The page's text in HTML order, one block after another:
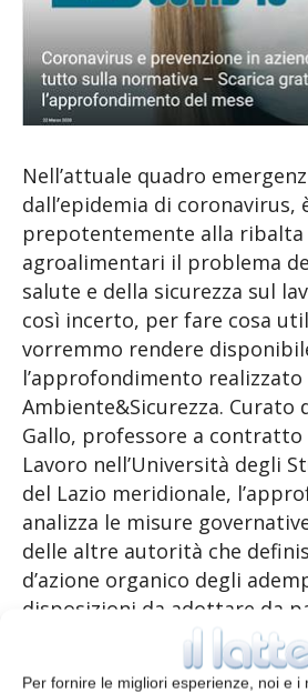
Per fornire le migliori esperienze, noi e i
Nell’attuale quadro
dall’epidemia di coronavirus,
prepotentemente alla ribalta
agroalimentari il problema
salute e della sicurezza sul
così incerto, per fare cosa
vorremmo rendere
l’approfondimento
Ambiente&Sicurezza. Curato
Gallo, professore a
Lavoro nell’Università degli
del Lazio meridionale,
analizza le misure
delle altre autorità che
d’azione organico degli
disposizioni da adottare da
aziende, con particolare
della prevenzione.